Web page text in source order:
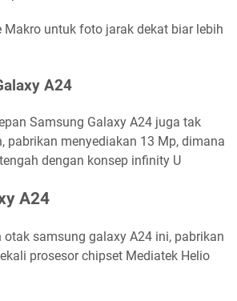
Makro untuk foto jarak dekat biar lebih
A24
Samsung Galaxy A24 juga tak
pabrikan menyediakan 13 Mp, dimana
dengan konsep infinity U
A24
otak samsung galaxy A24 ini, pabrikan
prosesor chipset Mediatek Helio